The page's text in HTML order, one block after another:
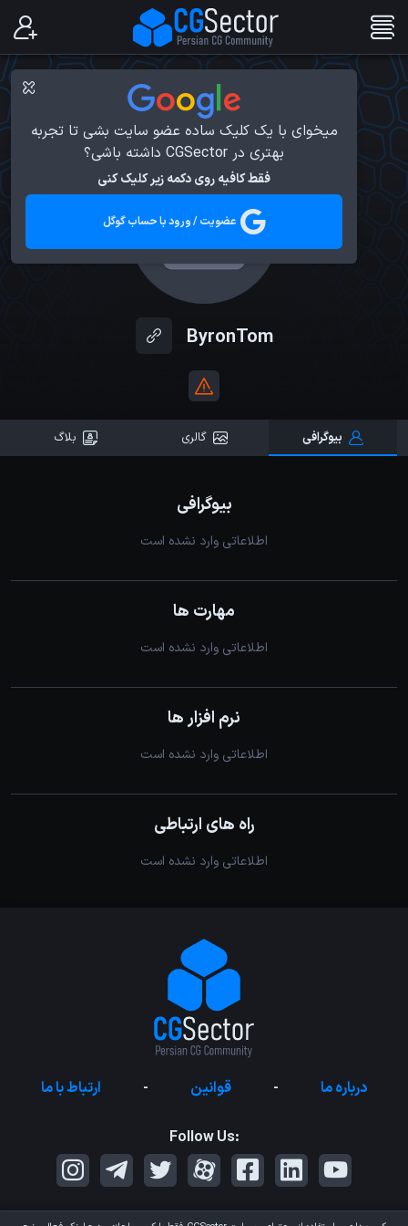
میخوای با یک کلیک ساده عضو سایت بشی تا تجربه
بهتری در CGSector داشته باشی؟
فقط کافیه روی دکمه زیر کلیک کنی
عضویت / ورود با حساب گوگل
ByronTom
بیوگرافی گالری بلاگ
بیوگرافی
اطلاعاتی وارد نشده است
مهارت ها
اطلاعاتی وارد نشده است
نرم افزار ها
اطلاعاتی وارد نشده است
راه های ارتباطی
اطلاعاتی وارد نشده است
درباره ما - قوانین - ارتباط با ما
Follow Us: